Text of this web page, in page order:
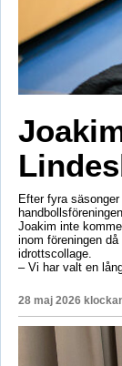
Efter fyra
Joakim inte
inom föreningen
idrottscollage.
– Vi har valt en
28 maj 2026